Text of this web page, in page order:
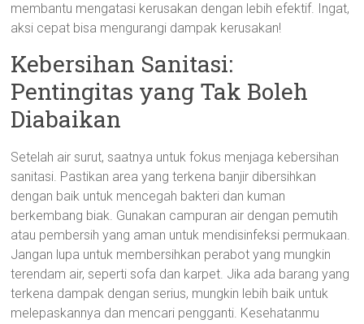
membantu mengatasi kerusakan dengan lebih efektif. Ingat,
aksi cepat bisa mengurangi dampak kerusakan!
Kebersihan Sanitasi:
Pentingitas yang Tak Boleh
Diabaikan
Setelah air surut, saatnya untuk fokus menjaga kebersihan
sanitasi. Pastikan area yang terkena banjir dibersihkan
dengan baik untuk mencegah bakteri dan kuman
berkembang biak. Gunakan campuran air dengan pemutih
atau pembersih yang aman untuk mendisinfeksi permukaan.
Jangan lupa untuk membersihkan perabot yang mungkin
terendam air, seperti sofa dan karpet. Jika ada barang yang
terkena dampak dengan serius, mungkin lebih baik untuk
melepaskannya dan mencari pengganti. Kesehatanmu